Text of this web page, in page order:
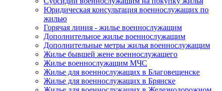
Юридическая консультация военнослужащих по
жилью
Горячая линия - жилье военнослужащим
Дополнительное жилье военнослужащим
Дополнительные метры жилья военнослужащим
Жилье бывшей жене военнослужащего
Жилье военнослужащим МЧС
Жилье для военнослужащих в Благовещенске
Жилье для военнослужащих в Брянске